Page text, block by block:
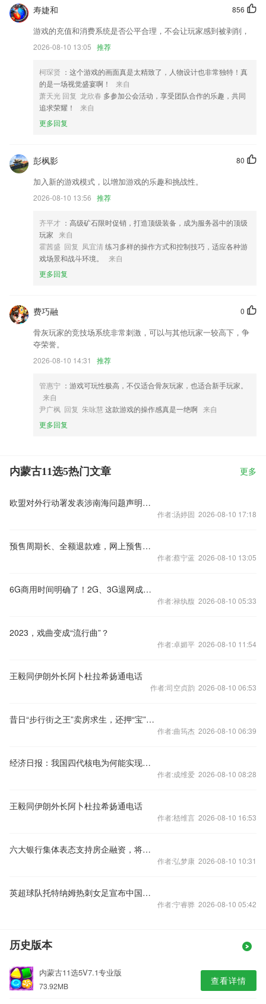
换。
内蒙古11选5更新了什么?
书架新增多种排列方式
智能大数据运算，精确计算路线时间
修改隐私动态申请，优化功能
增加录屏直播功能
以上就是内蒙古11选5的介绍，如果您喜欢这款软件，您可以到应用商店
进行打分评论，说出您的使用经历，以帮助我们更好的对产品进行优化修
856
寿婕和
游戏的充值和消费系统是否公平合理，不会让玩家感到被剥削，
2026-08-10 13:05 推荐
柯琛贤 ：这个游戏的画面真是太精致了，人物设计也非常独特！真
的是一场视觉盛宴啊！
来自
萧天光 回复 龙欣春 多参加公会活动，享受团队合作的乐趣，共同
追求荣耀！
来自
更多回复
80
彭枫影
加入新的游戏模式，以增加游戏的乐趣和挑战性。
2026-08-10 13:56 推荐
齐平才 ：高级矿石限时促销，打造顶级装备，成为服务器中的顶级
玩家 来自
霍茜盛 回复 凤宜清练习多样的操作方式和控制技巧，适应各种游
戏场景和战斗环境。
来自
更多回复
0
费巧融
骨灰玩家的竞技场系统非常刺激，可以与其他玩家一较高下，争
夺荣誉。
2026-08-10 14:31 推荐
管惠宁 ：游戏可玩性极高，不仅适合骨灰玩家，也适合新手玩家。
来自
尹广枫 回复 朱咏慧 这款游戏的操作感真是一绝啊 来自
更多回复
内蒙古11选5热门文章 更多
欧盟对外行动署发表涉南海问题声明，中国驻欧盟使团驳斥
作者:汤婷固 2026-08-10 17:18
预售周期长、全额退款难，网上预售票套路埋得深
作者:蔡宁蓝 2026-08-10 13:05
6G商用时间明确了！2G、3G退网成必然 老用户怎么办？
作者:禄纨馥 2026-08-10 05:33
2023，戏曲变成“流行曲”？
作者:卓媚平 2026-08-10 11:54
王毅同伊朗外长阿卜杜拉希扬通电话
作者:司空贞韵 2026-08-10 06:53
昔日“步行街之王”卖房求生，还押“宝”千元羽绒服
作者:曲筠杰 2026-08-10 06:39
经济日报：我国四代核电为何能实现领跑
作者:成维爱 2026-08-10 08:28
王毅同伊朗外长阿卜杜拉希扬通电话
作者:嵇维言 2026-08-10 16:53
六大银行集体表态支持房企融资，将如何影响楼市？
作者:弘梦康 2026-08-10 10:31
英超球队托特纳姆热刺女足宣布中国球员王霜加盟
作者:宁睿骅 2026-08-10 05:42
历史版本
内蒙古11选5V7.1专业版
73.92MB 查看详情